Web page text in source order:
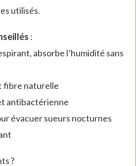
utilisés.
:
absorbe l’humidité sans
fibre naturelle
antibactérienne
évacuer sueurs nocturnes
?